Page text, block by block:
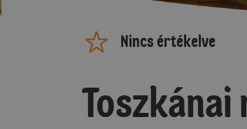
Nincs értékelve